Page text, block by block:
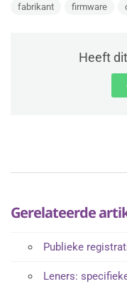
fabrikant
firmware
Heeft
Gerelateerde
Publieke
Leners: